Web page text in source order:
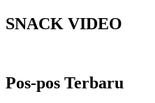
SNACK VIDEO
Pos-pos Terbaru